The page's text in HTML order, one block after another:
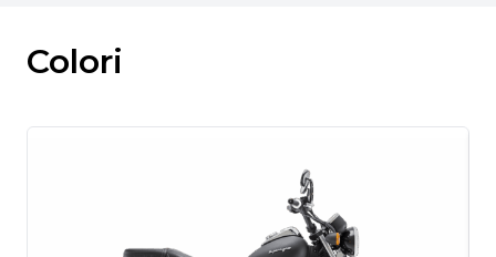
Colori